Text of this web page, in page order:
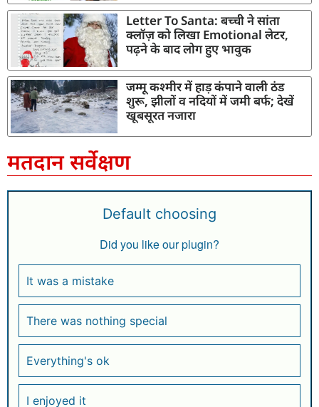
Letter To Santa: बच्ची ने सांता
क्लॉज़ को लिखा Emotional लेटर,
पढ़ने के बाद लोग हुए भावुक
जम्मू कश्मीर में हाड़ कंपाने वाली ठंड
शुरू, झीलों व नदियों में जमी बर्फ; देखें
खूबसूरत नजारा
मतदान सर्वेक्षण
Default choosing
Did you like our plugin?
It was a mistake
There was nothing special
Everything's ok
I enjoyed it